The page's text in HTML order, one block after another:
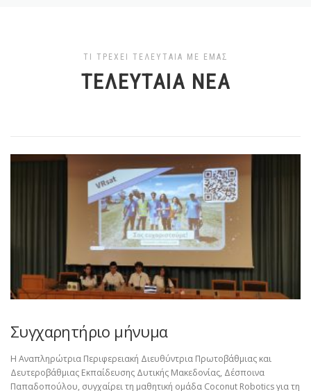
ΤΙ ΤΡΈΧΕΙ ΤΕΛΕΥΤΑΊΑ ΜΕ ΕΜΆΣ
ΤΕΛΕΥΤΑΊΑ ΝΈΑ
Συγχαρητήριο μήνυμα
H Αναπληρώτρια Περιφερειακή Διευθύντρια Πρωτοβάθμιας και
Δευτεροβάθμιας Εκπαίδευσης Δυτικής Μακεδονίας, Δέσποινα
Παπαδοπούλου, συγχαίρει τη μαθητική ομάδα Coconut Robotics για τη